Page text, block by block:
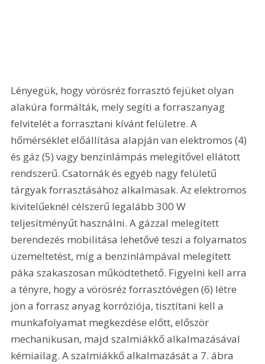
Lényegük, hogy vörösréz forrasztó fejüket olyan
alakúra formálták, mely segíti a forraszanyag
felvitelét a forrasztani kívánt felületre. A
hőmérséklet előállítása alapján van elektromos (4)
és gáz (5) vagy benzinlámpás melegítővel ellátott
rendszerű. Csatornák és egyéb nagy felületű
tárgyak forrasztásához alkalmasak. Az elektromos
kivitelűeknél célszerű legalább 300 W
teljesítményűt használni. A gázzal melegített
berendezés mobilitása lehetővé teszi a folyamatos
üzemeltetést, míg a benzinlámpával melegített
páka szakaszosan működtethető. Figyelni kell arra
a tényre, hogy a vörösréz forrasztóvégen (6) létre
jön a forrasz anyag korróziója, tisztítani kell a
munkafolyamat megkezdése előtt, először
mechanikusan, majd szalmiákkő alkalmazásával
kémiailag. A szalmiákkő alkalmazását a 7. ábra